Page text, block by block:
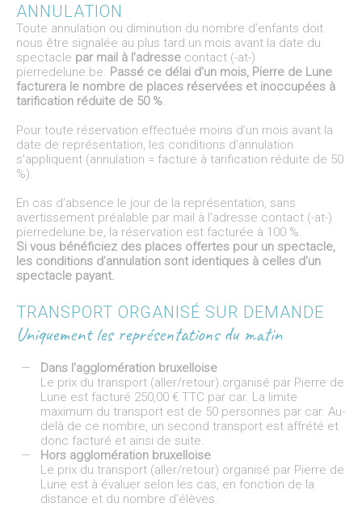
ANNULATION
Toute annulation ou diminution du nombre d’enfants doit
nous être signalée au plus tard un mois avant la date du
spectacle par mail à l’adresse contact (-at-)
pierredelune.be. Passé ce délai d’un mois, Pierre de Lune
facturera le nombre de places réservées et inoccupées à
tarification réduite de 50 %.
Pour toute réservation effectuée moins d’un mois avant la
date de représentation, les conditions d’annulation
s’appliquent (annulation = facture à tarification réduite de 50
%).
En cas d’absence le jour de la représentation, sans
avertissement préalable par mail à l’adresse contact (-at-)
pierredelune.be, la réservation est facturée à 100 %.
Si vous bénéficiez des places offertes pour un spectacle,
les conditions d’annulation sont identiques à celles d’un
spectacle payant.
TRANSPORT ORGANISÉ SUR DEMANDE
Uniquement les représentations du matin
Dans l'agglomération bruxelloise
Le prix du transport (aller/retour) organisé par Pierre de
Lune est facturé 250,00 € TTC par car. La limite
maximum du transport est de 50 personnes par car. Au-
delà de ce nombre, un second transport est affrété et
donc facturé et ainsi de suite.
Hors agglomération bruxelloise
Le prix du transport (aller/retour) organisé par Pierre de
Lune est à évaluer selon les cas, en fonction de la
distance et du nombre d’élèves.